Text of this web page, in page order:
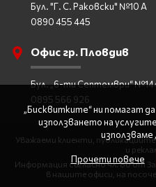
Бул. "Г. С. Раковски" №10 А
0890 455 445
Офис гр. Пловдив
Бул. „6-ти Септември“
0895 566 926
Уважаеми клиенти,
и
Информация съгласно чл. 80 от
в нашите офиси, на
„Бисквитките“ ни помагат
използването на
използваме
Прочети повече